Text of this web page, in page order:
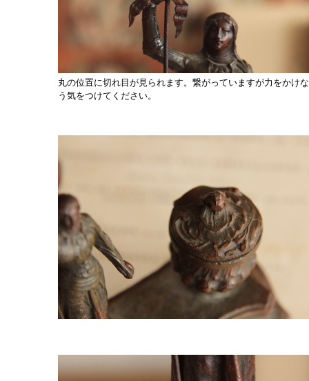
丸の位置に切れ目が見られます。繋がっていますが力をかけ
う気をつけてください。